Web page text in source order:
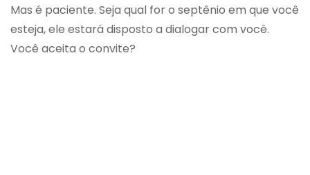
Mas é paciente. Seja qual for o septênio em que você
esteja, ele estará disposto a dialogar com você.
Você aceita o convite?